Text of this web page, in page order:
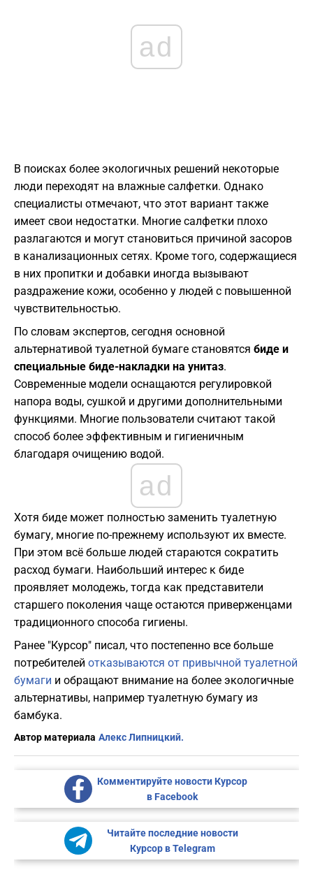
ad
В поисках более экологичных решений некоторые
люди переходят на влажные салфетки. Однако
специалисты отмечают, что этот вариант также
имеет свои недостатки. Многие салфетки плохо
разлагаются и могут становиться причиной засоров
в канализационных сетях. Кроме того, содержащиеся
в них пропитки и добавки иногда вызывают
раздражение кожи, особенно у людей с повышенной
чувствительностью.
По словам экспертов, сегодня основной
альтернативой туалетной бумаге становятся биде и
специальные биде-накладки на унитаз.
Современные модели оснащаются регулировкой
напора воды, сушкой и другими дополнительными
функциями. Многие пользователи считают такой
способ более эффективным и гигиеничным
благодаря очищению водой.
ad
Хотя биде может полностью заменить туалетную
бумагу, многие по-прежнему используют их вместе.
При этом всё больше людей стараются сократить
расход бумаги. Наибольший интерес к биде
проявляет молодежь, тогда как представители
старшего поколения чаще остаются приверженцами
традиционного способа гигиены.
Ранее "Курсор" писал, что постепенно все больше
потребителей отказываются от привычной туалетной
бумаги и обращают внимание на более экологичные
альтернативы, например туалетную бумагу из
бамбука.
Автор материала Алекс Липницкий.
Комментируйте новости Курсор
в Facebook
Читайте последние новости
Курсор в Telegram